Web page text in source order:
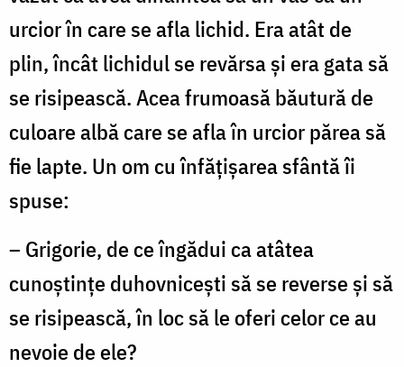
urcior în care se afla lichid. Era atât de
plin, încât lichidul se revărsa și era gata să
se risipească. Acea frumoasă băutură de
culoare albă care se afla în urcior părea să
fie lapte. Un om cu înfățișarea sfântă îi
spuse:
– Grigorie, de ce îngădui ca atâtea
cunoștințe duhovnicești să se reverse și să
se risipească, în loc să le oferi celor ce au
nevoie de ele?